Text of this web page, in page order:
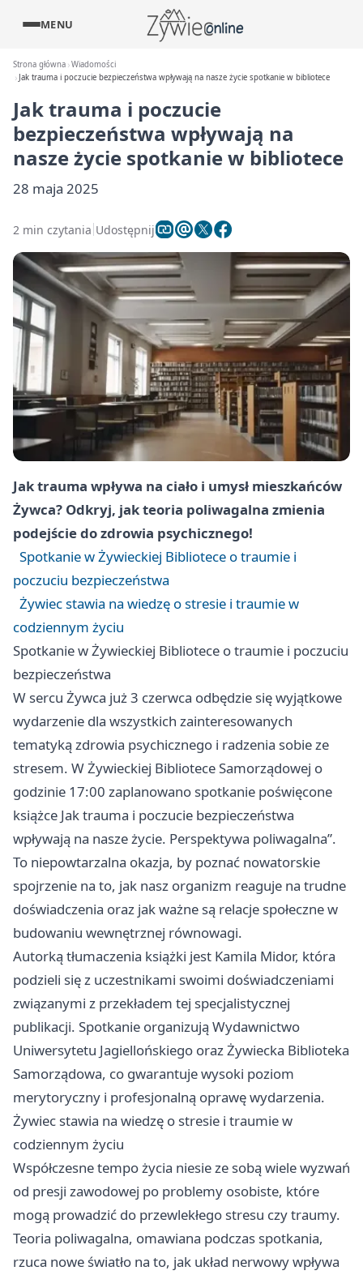
MENU
Strona główna Wiadomości
Jak trauma i poczucie bezpieczeństwa wpływają na nasze życie spotkanie w bibliotece
Jak trauma i poczucie
bezpieczeństwa wpływają na
nasze życie spotkanie w bibliotece
28 maja 2025
2 min czytania Udostępnij
Jak trauma wpływa na ciało i umysł mieszkańców
Żywca? Odkryj, jak teoria poliwagalna zmienia
podejście do zdrowia psychicznego!
Spotkanie w Żywieckiej Bibliotece o traumie i
poczuciu bezpieczeństwa
Żywiec stawia na wiedzę o stresie i traumie w
codziennym życiu
Spotkanie w Żywieckiej Bibliotece o traumie i poczuciu
bezpieczeństwa
W sercu Żywca już 3 czerwca odbędzie się wyjątkowe
wydarzenie dla wszystkich zainteresowanych
tematyką zdrowia psychicznego i radzenia sobie ze
stresem. W Żywieckiej Bibliotece Samorządowej o
godzinie 17:00 zaplanowano spotkanie poświęcone
książce Jak trauma i poczucie bezpieczeństwa
wpływają na nasze życie. Perspektywa poliwagalna”.
To niepowtarzalna okazja, by poznać nowatorskie
spojrzenie na to, jak nasz organizm reaguje na trudne
doświadczenia oraz jak ważne są relacje społeczne w
budowaniu wewnętrznej równowagi.
Autorką tłumaczenia książki jest Kamila Midor, która
podzieli się z uczestnikami swoimi doświadczeniami
związanymi z przekładem tej specjalistycznej
publikacji. Spotkanie organizują Wydawnictwo
Uniwersytetu Jagiellońskiego oraz Żywiecka Biblioteka
Samorządowa, co gwarantuje wysoki poziom
merytoryczny i profesjonalną oprawę wydarzenia.
Żywiec stawia na wiedzę o stresie i traumie w
codziennym życiu
Współczesne tempo życia niesie ze sobą wiele wyzwań
od presji zawodowej po problemy osobiste, które
mogą prowadzić do przewlekłego stresu czy traumy.
Teoria poliwagalna, omawiana podczas spotkania,
rzuca nowe światło na to, jak układ nerwowy wpływa